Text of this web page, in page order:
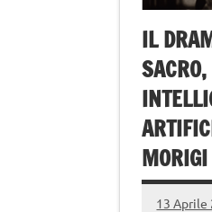
IL
MORIGI
13 Aprile